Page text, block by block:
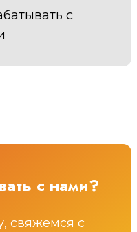
с
с нами?
свяжемся с